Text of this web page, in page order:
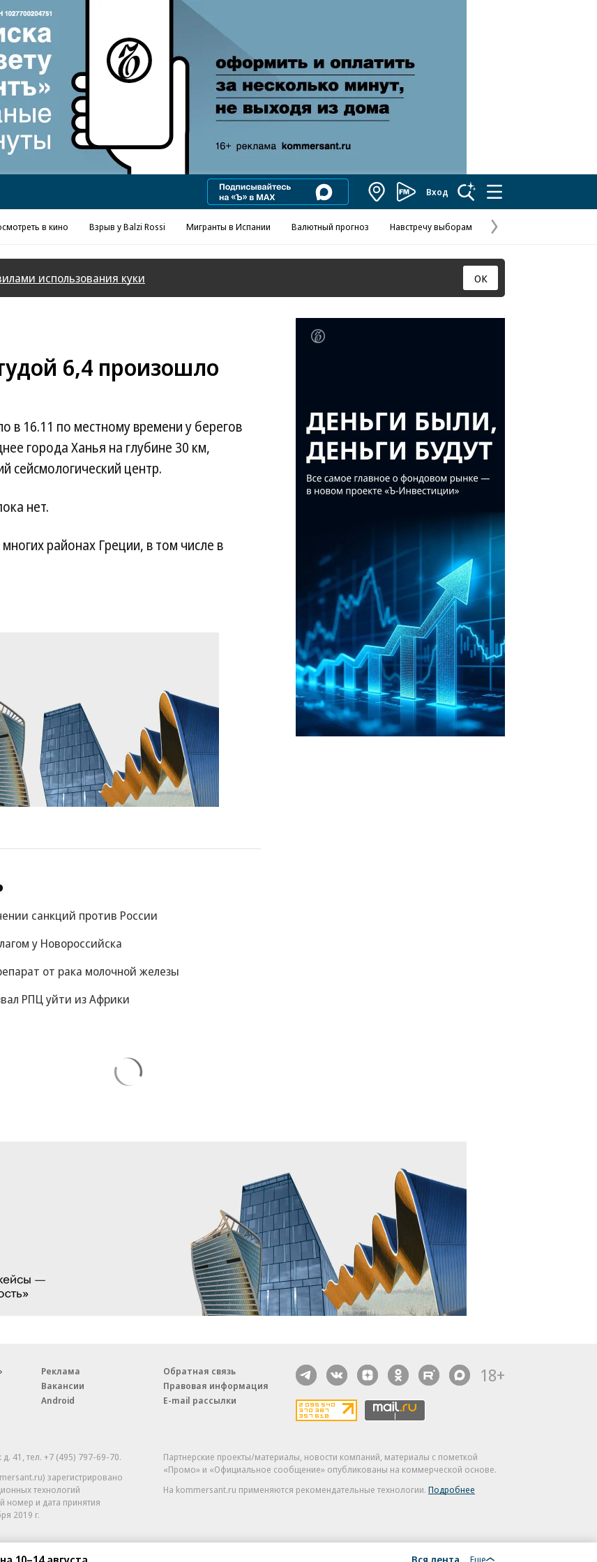
Реклама в «Ъ» www.kommersant.ru/ad
КоммерсантъВход
в кино Взрыв у Balzi Rossi Мигранты в Испании Валютный прогноз Навстречу выборам
Следующая
страница
использования куки ОК
6,4 произошло
в 16.11 по местному времени у берегов
города Ханья на глубине 30 км,
сейсмологический центр.
нет.
районах Греции, в том числе в
санкций против России
у Новороссийска
от рака молочной железы
РПЦ уйти из Африки
Вся лента Еще
Реклама
Вакансии
Android
Обратная связь
Правовая информация
E-mail рассылки
18+
41,тел. +7 (495) 797-69-70.
зарегистрировано
технологий
номер и дата принятия
2019 г.
Партнерские проекты/материалы, новости компаний, материалы с пометкой
«Промо» и «Официальное сообщение» опубликованы на коммерческой основе.
На kommersant.ru применяются рекомендательные технологии. Подробнее